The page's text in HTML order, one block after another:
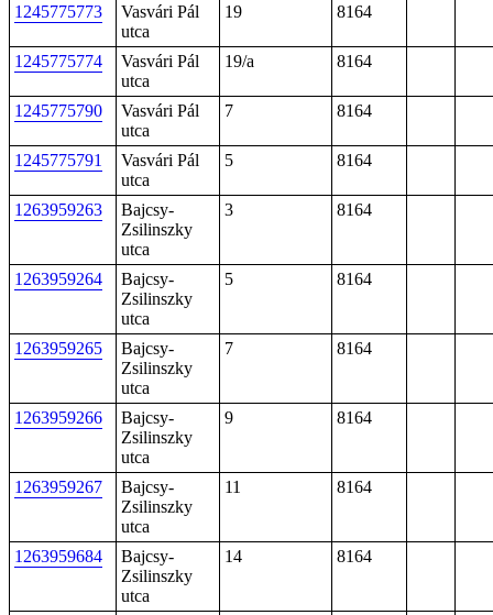
1245775773
Vasvári Pál
utca
19 8164
1245775774
Vasvári Pál
utca
19/a 8164
1245775790
Vasvári Pál
utca
7 8164
1245775791
Vasvári Pál
utca
5 8164
1263959263
Bajcsy-
Zsilinszky
utca
3 8164
1263959264
Bajcsy-
Zsilinszky
utca
5 8164
1263959265
Bajcsy-
Zsilinszky
utca
7 8164
1263959266
Bajcsy-
Zsilinszky
utca
9 8164
1263959267
Bajcsy-
Zsilinszky
utca
11 8164
1263959684
Bajcsy-
Zsilinszky
utca
14 8164